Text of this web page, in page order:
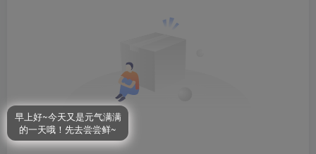
早上好~今天又是元气满满
的一天哦！先去尝尝鲜~